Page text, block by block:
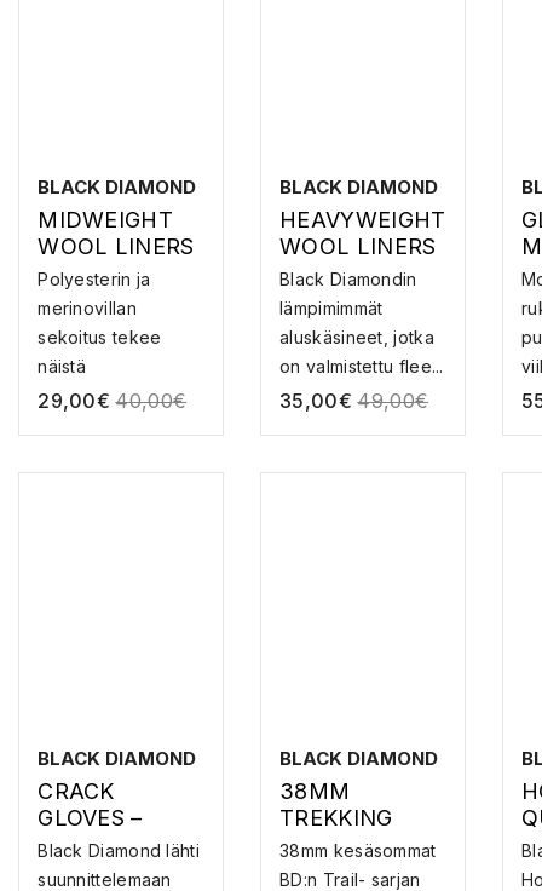
BLACK DIAMOND
MIDWEIGHT
WOOL LINERS
–
ALUSHANSKA
Polyesterin ja
merinovillan
sekoitus tekee
näistä
alushansikkaista ...
29,00€ 40,00€
BLACK DIAMOND
HEAVYWEIGHT
WOOL LINERS
–
ALUSHANSKA
T
Black Diamondin
lämpimimmät
aluskäsineet, jotka
on valmistettu flee...
35,00€ 49,00€
BLACK DIAMOND
CRACK
GLOVES –
JAMMIHANSK
AT
Black Diamond lähti
suunnittelemaan
BLACK DIAMOND
38MM
TREKKING
BASKET –
SOMPA
38mm kesäsommat
BD:n Trail- sarjan